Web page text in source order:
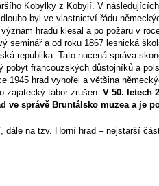
Kobylky z Kobylí. V
byl ve vlastnictví řádu
hradu klesal a po požáru v
seminář a od roku 1867 lesnická
republika. Tato nucená správa
pobyt francouzských důstojníků a
1945 hrad vyhořel a většina
zajatecký tábor zrušen. V 50. letech
ve správě Bruntálsko muzea a je
dále na tzv. Horní hrad – nejstarší